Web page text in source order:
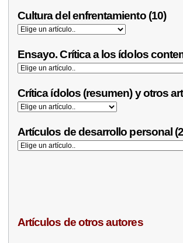
Cultura del enfrentamiento (10)
Ensayo. Crítica a los ídolos
Crítica ídolos (resumen) y otros
Artículos de desarrollo personal
Artículos de otros autores